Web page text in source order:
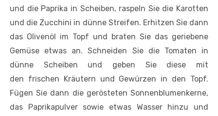
und die Paprika in Scheiben, raspeln Sie die Karotten
und die Zucchini in dünne Streifen. Erhitzen Sie dann
das Olivenöl im Topf und braten Sie das geriebene
Gemüse etwas an. Schneiden Sie die Tomaten in
dünne Scheiben und geben Sie diese mit
den frischen Kräutern und Gewürzen in den Topf.
Fügen Sie dann die gerösteten Sonnenblumenkerne,
das Paprikapulver sowie etwas Wasser hinzu und